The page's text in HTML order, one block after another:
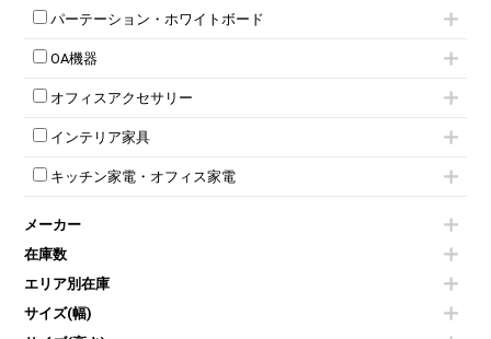
両開書庫
ラテラル書庫
多人数ロッカー
ダイヤル錠ロッカー
ダイヤル錠ロッカー
ワードローブ・クローゼット
T字脚テーブル
会議テーブルW1200～
会議テーブルW1800～
平行スタックテーブル
会議テーブルその他
折りたたみミーティングチェア
ハイチェア
ミーティングチェアその他
応接チェア
応接・役員家具その他
ローカウンター
ラウンジカウンター
パーテーション・ホワイトボード
パーテーション
自立タイプパーテーション
パーテーションその他
壁掛けホワイトボード
ホワイトボードその他
OA機器
電話機（ビジネスフォン）
シュレッダー
スクリーン
その他OA機器
オフィスアクセサリー
チェア用台車
演台・講演台・演説台
防音パネル
コートハンガー・ポールハンガー
傘立て
食器棚・キッチンキャビネット
カタログスタンド
オフィスアクセサリーその他
インテリア家具
モールドチェア
ダイニングチェア
カウンターテーブル
センターテーブル・サイドテーブル
ベンチ・スツール
ソファ
シェルフ
キッチン家電・オフィス家電
冷蔵庫・洗濯機
空気清浄機・加湿器
液晶テレビ・モニター類
エアコン
メーカー
在庫数
エリア別在庫
サイズ(幅)